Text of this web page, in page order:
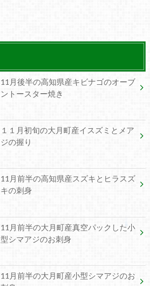
11月後半の高知県産キビナゴのオーブ
ントースター焼き
１１月初旬の大月町産イスズミとメア
ジの握り
11月前半の高知県産スズキとヒラスズ
キの刺身
11月前半の大月町産真空パックした小
型シマアジのお刺身
11月前半の大月町産小型シマアジのお